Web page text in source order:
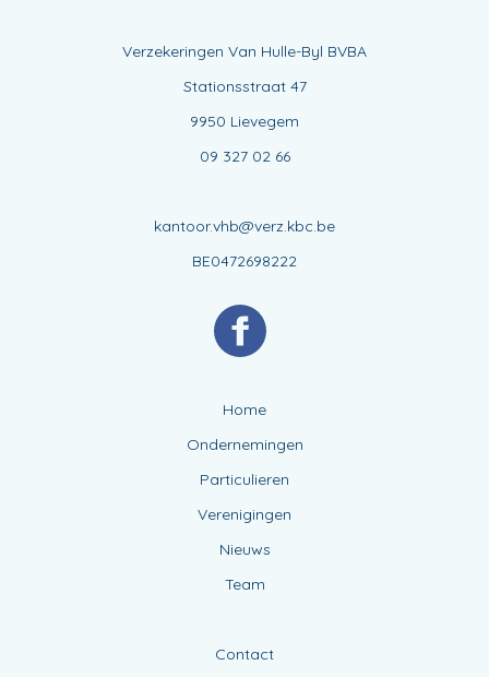
Verzekeringen Van Hulle-Byl BVBA
Stationsstraat 47
9950 Lievegem
09 327 02 66
kantoor.vhb@verz.kbc.be
BE0472698222
Home
Ondernemingen
Particulieren
Verenigingen
Nieuws
Team
Contact